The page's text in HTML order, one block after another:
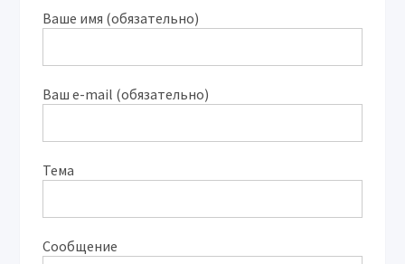
Ваше имя (обязательно)
Ваш e-mail (обязательно)
Тема
Сообщение